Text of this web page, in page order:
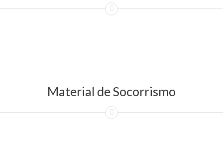
Material de Socorrismo